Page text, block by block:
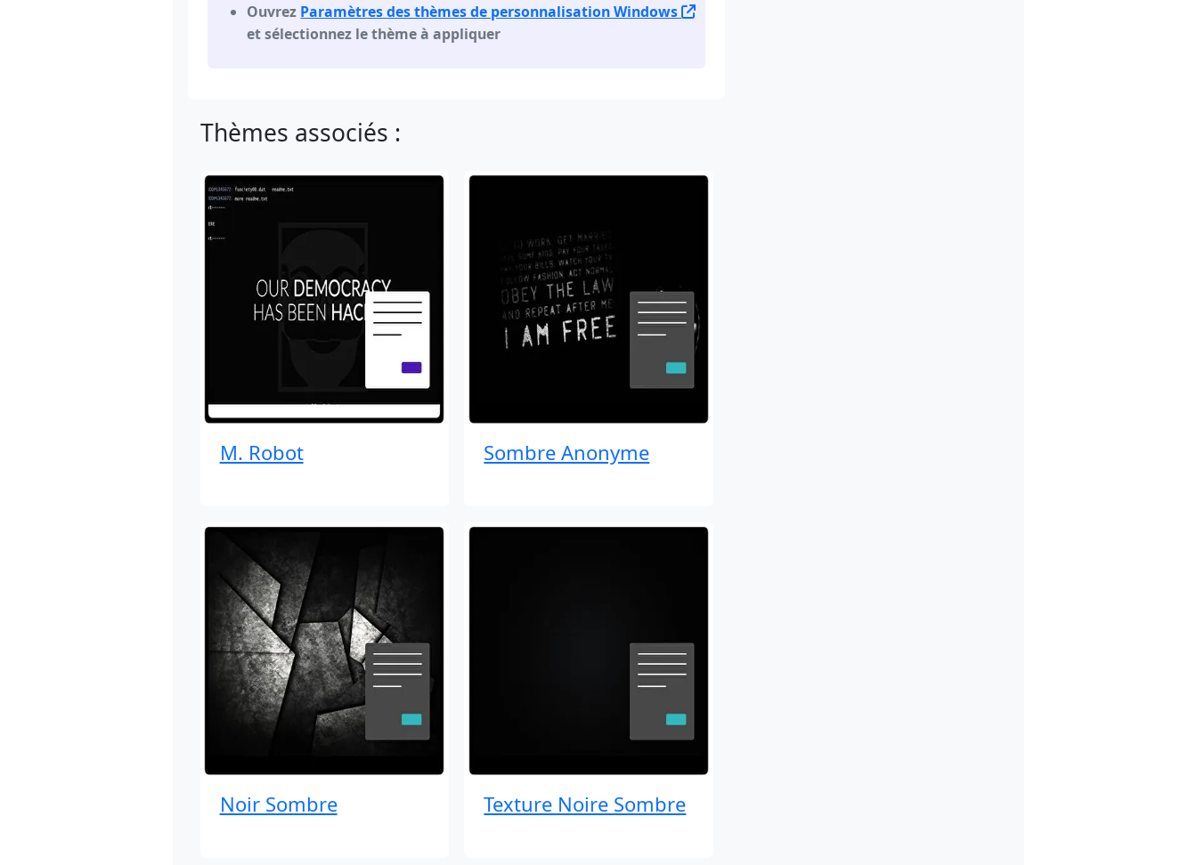
Ouvrez Paramètres des thèmes de personnalisation Windows
et sélectionnez le thème à appliquer
Thèmes associés :
M. Robot Sombre Anonyme
Noir Sombre Texture Noire Sombre